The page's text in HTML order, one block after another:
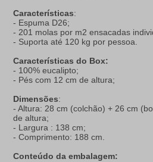
Características:
- Espuma D26;
- 201 molas por m2 ensacadas
- Suporta até 120 kg por pessoa.
Características do Box:
- 100% eucalipto;
- Pés com 12 cm de altura;
Dimensões:
- Altura: 28 cm (colchão) + 26 cm
de altura;
- Largura : 138 cm;
- Comprimento: 188 cm.
Conteúdo da embalagem: